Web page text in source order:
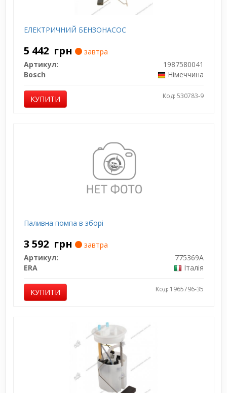
ЕЛЕКТРИЧНИЙ БЕНЗОНАСОС
5 442 грн
завтра
Артикул:
1987580041
Bosch
Німеччина
КУПИТИ Код: 530783-9
Паливна помпа в зборі
3 592 грн
завтра
Артикул:
775369A
ERA
Італія
КУПИТИ Код: 1965796-35